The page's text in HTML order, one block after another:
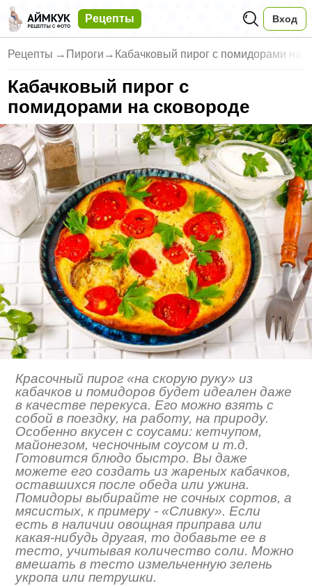
Рецепты Вход
Рецепты → Пироги → Кабачковый пирог с помидорами на
Кабачковый пирог с
помидорами на сковороде
Красочный пирог «на скорую руку» из
кабачков и помидоров будет идеален даже
в качестве перекуса. Его можно взять с
собой в поездку, на работу, на природу.
Особенно вкусен с соусами: кетчупом,
майонезом, чесночным соусом и т.д.
Готовится блюдо быстро. Вы даже
можете его создать из жареных кабачков,
оставшихся после обеда или ужина.
Помидоры выбирайте не сочных сортов, а
мясистых, к примеру - «Сливку». Если
есть в наличии овощная приправа или
какая-нибудь другая, то добавьте ее в
тесто, учитывая количество соли. Можно
вмешать в тесто измельченную зелень
укропа или петрушки.